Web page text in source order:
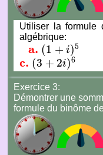
Utiliser la formule
algébrique:
a. (1 + i)5
a. 1+ )5
c. (3 + 2i)6
c. 3+ 2i)6
Exercice 3:
Démontrer une
formule du binôme